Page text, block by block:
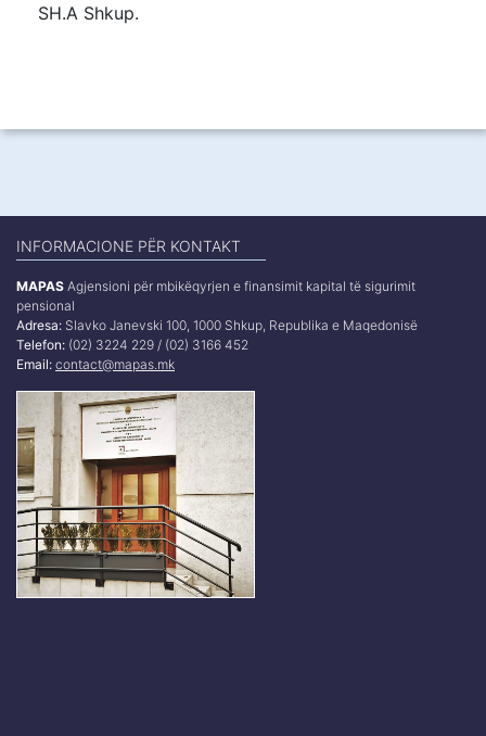
SH.A Shkup.
INFORMACIONE PËR KONTAKT
MAPAS Agjensioni për mbikëqyrjen e finansimit kapital të sigurimit
pensional
Adresa: Slavko Janevski 100, 1000 Shkup, Republika e Maqedonisë
Telefon: (02) 3224 229 / (02) 3166 452
Email: contact@mapas.mk